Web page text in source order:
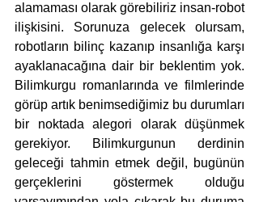
alamaması olarak görebiliriz insan-robot
ilişkisini. Sorunuza gelecek olursam,
robotların bilinç kazanıp insanlığa karşı
ayaklanacağına dair bir beklentim yok.
Bilimkurgu romanlarında ve filmlerinde
görüp artık benimsediğimiz bu durumları
bir noktada alegori olarak düşünmek
gerekiyor. Bilimkurgunun derdinin
geleceği tahmin etmek değil, bugünün
gerçeklerini göstermek olduğu